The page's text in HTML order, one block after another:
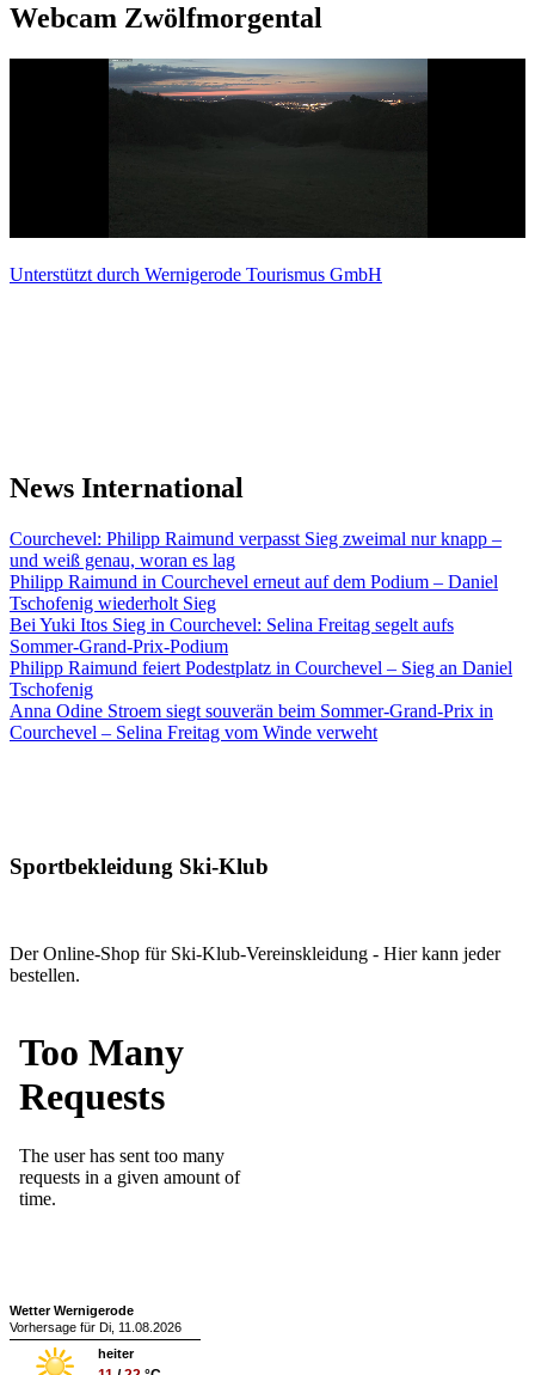
Webcam Zwölfmorgental
Unterstützt durch Wernigerode Tourismus GmbH
News International
Courchevel: Philipp Raimund verpasst Sieg zweimal nur knapp –
und weiß genau, woran es lag
Philipp Raimund in Courchevel erneut auf dem Podium – Daniel
Tschofenig wiederholt Sieg
Bei Yuki Itos Sieg in Courchevel: Selina Freitag segelt aufs
Sommer-Grand-Prix-Podium
Philipp Raimund feiert Podestplatz in Courchevel – Sieg an Daniel
Tschofenig
Anna Odine Stroem siegt souverän beim Sommer-Grand-Prix in
Courchevel – Selina Freitag vom Winde verweht
Sportbekleidung Ski-Klub
Der Online-Shop für Ski-Klub-Vereinskleidung - Hier kann jeder
bestellen.
Wetter Wernigerode
Vorhersage für Di, 11.08.2026
heiter